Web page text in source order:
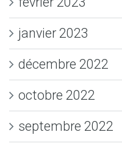
janvier 2023
décembre 2022
octobre 2022
septembre 2022